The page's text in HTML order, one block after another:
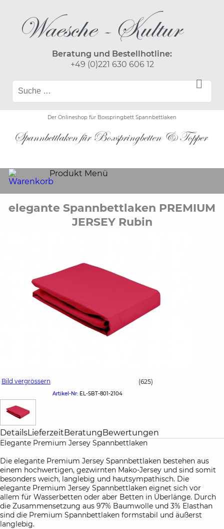
Beratung und Bestellhotline:
+49 (0)221 630 606 12
Der Onlineshop für Boxspringbett Spannbettlaken
Produkt Menü
elegante Spannbettlaken PREMIUM
JERSEY Rubin
Bild vergrössern (625)
Artikel-Nr: EL-SBT-801-2104
DetailsLieferzeitBeratungBewertungen
Elegante Premium Jersey Spannbettlaken
Die elegante Premium Jersey Spannbettlaken bestehen aus
einem hochwertigen, gezwirnten Mako-Jersey und sind somit
besonders weich, langlebig und hautsympathisch. Die
elegante Premium Jersey Spannbettlaken eignet sich vor
allem für Wasserbetten oder aber Betten in Überlänge. Durch
die Zusammensetzung aus 97% Baumwolle und 3% Elasthan
sind die Premium Spannbettlaken formstabil und äußerst
langlebig.